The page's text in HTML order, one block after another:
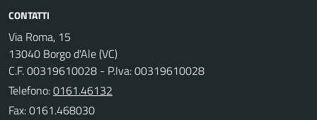
CONTATTI
Via Roma, 15
13040 Borgo d'Ale (VC)
C.F. 00319610028 - P.Iva: 00319610028
Telefono:0161.46132
Fax: 0161.468030